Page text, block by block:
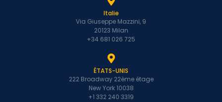
Italie
Via Giuseppe Mazzini, 9
20123 Milan
+34 681 026 725
ÉTATS-UNIS
222 Broadway 22ème étage
New York 10038
+1 332 240 3319